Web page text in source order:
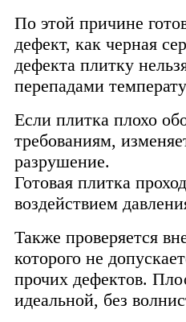
По этой причине
дефект, как черная
дефекта плитку
перепадами
Если плитка плохо
требованиям,
разрушение.
Готовая плитка
воздействием
Также проверяется
которого не
прочих дефектов.
идеальной, без